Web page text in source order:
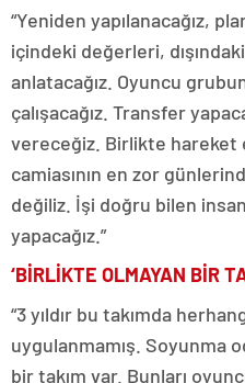
“Yeniden yapılanacağız,
içindeki değerleri,
anlatacağız. Oyuncu
çalışacağız. Transfer
vereceğiz. Birlikte hareket
camiasının en zor
değiliz. İşi doğru bilen
yapacağız.”
‘BİRLİKTE OLMAYAN BİR
“3 yıldır bu takımda
uygulanmamış. Soyunma
bir takım var. Bunları